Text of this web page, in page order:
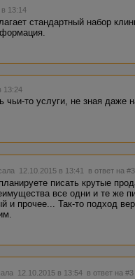
13:14
стандартный набор
13:24
чьи-то услуги, не зная даже
12.10.2015 в 13:41 в ответ на #3
писать крутые
все одни и те же
и прочее... Так-то подход
12.10.2015 в 13:54 в ответ на #3